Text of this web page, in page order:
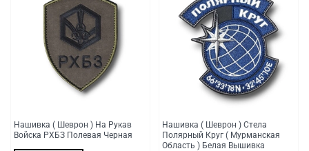
Нашивка ( Шеврон ) На Рукав
Войска РХБЗ Полевая Черная
Нашивка ( Шеврон ) Стела
Полярный Круг ( Мурманская
Область ) Белая Вышивка